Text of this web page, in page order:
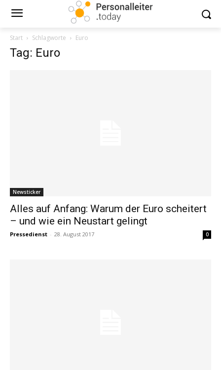
Start Schlagworte Euro
Tag: Euro
Newsticker
Alles auf Anfang: Warum der Euro scheitert
– und wie ein Neustart gelingt
Pressedienst - 28. August 2017 0